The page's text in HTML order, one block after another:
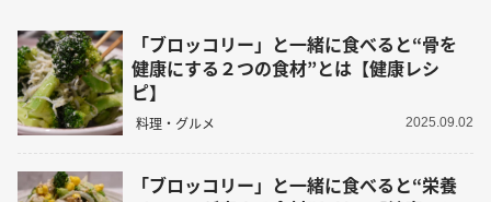
「ブロッコリー」と一緒に食べると“骨を
健康にする２つの食材”とは【健康レシ
ピ】
料理・グルメ 2025.09.02
「ブロッコリー」と一緒に食べると“栄養